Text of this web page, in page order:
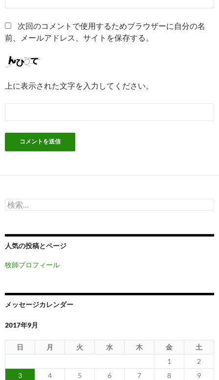
次回のコメントで使用するためブラウザーに自分の名
前、メールアドレス、サイトを保存する。
上に表示された文字を入力してください。
検
索:
人気の投稿とページ
牧師プロフィール
メッセージカレンダー
2017年9月
日 月 火 水 木 金
土
1
2
3
4 5 6 7 8
9